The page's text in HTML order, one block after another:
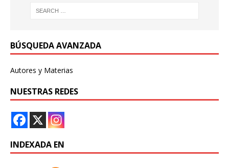
BÚSQUEDA AVANZADA
Autores y Materias
NUESTRAS REDES
INDEXADA EN